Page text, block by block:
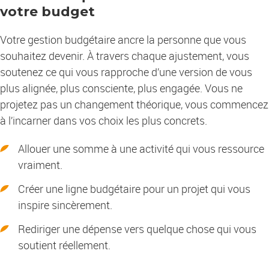
votre budget
Votre gestion budgétaire ancre la personne que vous
souhaitez devenir. À travers chaque ajustement, vous
soutenez ce qui vous rapproche d’une version de vous
plus alignée, plus consciente, plus engagée. Vous ne
projetez pas un changement théorique, vous commencez
à l’incarner dans vos choix les plus concrets.
Allouer une somme à une activité qui vous ressource
vraiment.
Créer une ligne budgétaire pour un projet qui vous
inspire sincèrement.
Rediriger une dépense vers quelque chose qui vous
soutient réellement.